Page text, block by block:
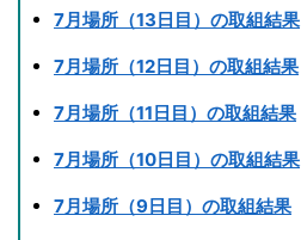
7月場所（13日目）の取組結果
7月場所（12日目）の取組結果
7月場所（11日目）の取組結果
7月場所（10日目）の取組結果
7月場所（9日目）の取組結果